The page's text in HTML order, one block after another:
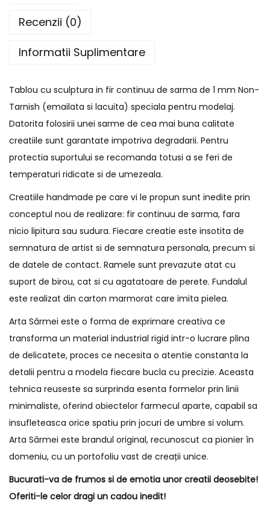
Recenzii (0)
Informatii Suplimentare
Tablou cu sculptura in fir continuu de sarma de 1 mm Non-
Tarnish (emailata si lacuita) speciala pentru modelaj.
Datorita folosirii unei sarme de cea mai buna calitate
creatiile sunt garantate impotriva degradarii. Pentru
protectia suportului se recomanda totusi a se feri de
temperaturi ridicate si de umezeala.
Creatiile handmade pe care vi le propun sunt inedite prin
conceptul nou de realizare: fir continuu de sarma, fara
nicio lipitura sau sudura. Fiecare creatie este insotita de
semnatura de artist si de semnatura personala, precum si
de datele de contact. Ramele sunt prevazute atat cu
suport de birou, cat si cu agatatoare de perete. Fundalul
este realizat din carton marmorat care imita pielea.
Arta Sârmei este o forma de exprimare creativa ce
transforma un material industrial rigid intr-o lucrare plina
de delicatete, proces ce necesita o atentie constanta la
detalii pentru a modela fiecare bucla cu precizie. Aceasta
tehnica reuseste sa surprinda esenta formelor prin linii
minimaliste, oferind obiectelor farmecul aparte, capabil sa
insufleteasca orice spatiu prin jocuri de umbre si volum.
Arta Sârmei este brandul original, recunoscut ca pionier în
domeniu, cu un portofoliu vast de creații unice.
Bucurati-va de frumos si de emotia unor creatii deosebite!
Oferiti-le celor dragi un cadou inedit!